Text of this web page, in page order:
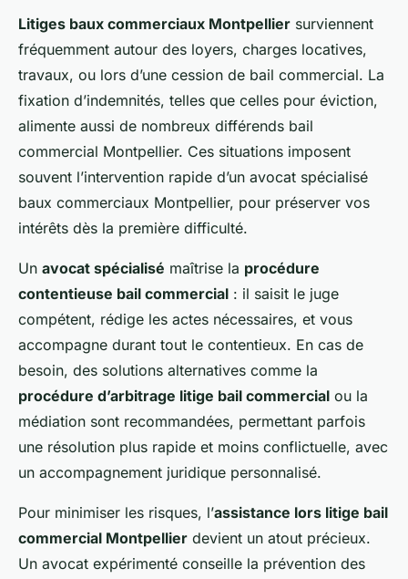
Litiges baux commerciaux Montpellier surviennent
fréquemment autour des loyers, charges locatives,
travaux, ou lors d’une cession de bail commercial. La
fixation d’indemnités, telles que celles pour éviction,
alimente aussi de nombreux différends bail
commercial Montpellier. Ces situations imposent
souvent l’intervention rapide d’un avocat spécialisé
baux commerciaux Montpellier, pour préserver vos
intérêts dès la première difficulté.
Un avocat spécialisé maîtrise la procédure
contentieuse bail commercial : il saisit le juge
compétent, rédige les actes nécessaires, et vous
accompagne durant tout le contentieux. En cas de
besoin, des solutions alternatives comme la
procédure d’arbitrage litige bail commercial ou la
médiation sont recommandées, permettant parfois
une résolution plus rapide et moins conflictuelle, avec
un accompagnement juridique personnalisé.
Pour minimiser les risques, l’assistance lors litige bail
commercial Montpellier devient un atout précieux.
Un avocat expérimenté conseille la prévention des